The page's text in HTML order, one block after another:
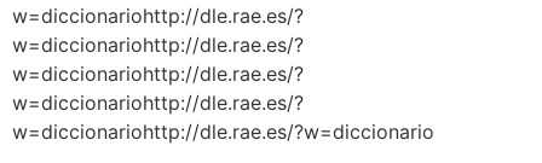
w=diccionariohttp://dle.rae.es/?
w=diccionariohttp://dle.rae.es/?
w=diccionariohttp://dle.rae.es/?
w=diccionariohttp://dle.rae.es/?
w=diccionariohttp://dle.rae.es/?w=diccionario